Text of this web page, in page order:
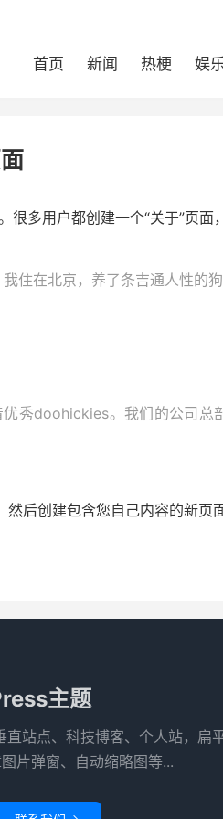
首页 新闻 热梗 娱
多用户都创建一个“关于”页面
住在北京，养了条吉通人性的
秀doohickies。我们的公司总
然后创建包含您自己内容的新页
主题
站点、科技博客、个人站，扁
片弹窗、自动缩略图等...